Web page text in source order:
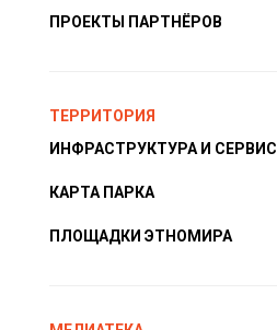
ПРОЕКТЫ ПАРТНЁРОВ
ТЕРРИТОРИЯ
ИНФРАСТРУКТУРА И СЕРВИС
КАРТА ПАРКА
ПЛОЩАДКИ ЭТНОМИРА